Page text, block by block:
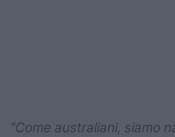
"Come australiani, siamo